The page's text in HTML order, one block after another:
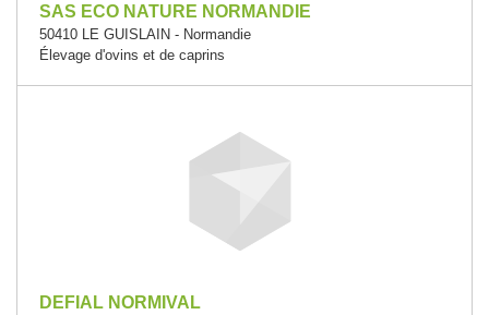
SAS ECO NATURE NORMANDIE
50410 LE GUISLAIN - Normandie
Élevage d'ovins et de caprins
DEFIAL NORMIVAL